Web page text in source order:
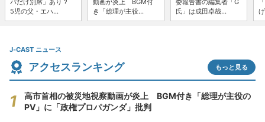
パだけ別席」あり？
5児の父・エハ...
動画が炎上 BGM付
き「総理が主役...
委報告書の編集者「G
氏」は成田卓哉...
J-CAST ニュース
アクセスランキング もっと見る
高市首相の被災地視察動画が炎上 BGM付き「総理が主役の
PV」に「政権プロパガンダ」批判